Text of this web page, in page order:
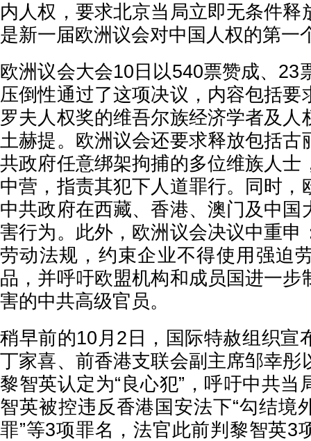
内人权，要求北京当局立即无条件释
是新一届欧洲议会对中国人权的第一
欧洲议会大会10日以540票赞成、23
压倒性通过了这项决议，内容包括要
罗夫人权奖的维吾尔族经济学者及人
土赫提。欧洲议会还要求释放包括古
共政府任意绑架拘捕的多位维族人士
中营，指责其犯下人道罪行。同时，
中共政府在西藏、香港、澳门及中国
害行为。此外，欧洲议会决议中重申
劳动法规，约束企业不得使用强迫
品，并呼吁欧盟机构和成员国进一步
害的中共高级官员。
稍早前的10月2日，国际特赦组织宣
丁家喜、前香港支联会副主席邹幸彤
黎智英认定为“良心犯”，呼吁中共当
智英被控违反香港国安法下“勾结境
罪”等3项罪名，法官此前判黎智英3